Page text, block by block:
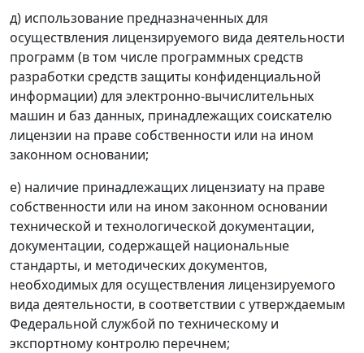
д) использование предназначенных для
осуществления лицензируемого вида деятельности
программ (в том числе программных средств
разработки средств защиты конфиденциальной
информации) для электронно-вычислительных
машин и баз данных, принадлежащих соискателю
лицензии на праве собственности или на ином
законном основании;
е) наличие принадлежащих лицензиату на праве
собственности или на ином законном основании
технической и технологической документации,
документации, содержащей национальные
стандарты, и методических документов,
необходимых для осуществления лицензируемого
вида деятельности, в соответствии с утверждаемым
Федеральной службой по техническому и
экспортному контролю перечнем;